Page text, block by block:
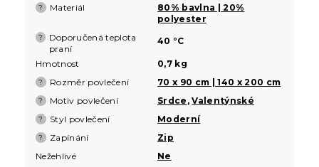
? Materiál
80% bavlna | 20%
polyester
?
Doporučená teplota
praní
40 °C
Hmotnost 0,7 kg
? Rozměr povlečení 70 x 90 cm | 140 x 200 cm
? Motiv povlečení Srdce ,Valentýnské
? Styl povlečení Moderní
? Zapínání
Zip
Nežehlivé
Ne